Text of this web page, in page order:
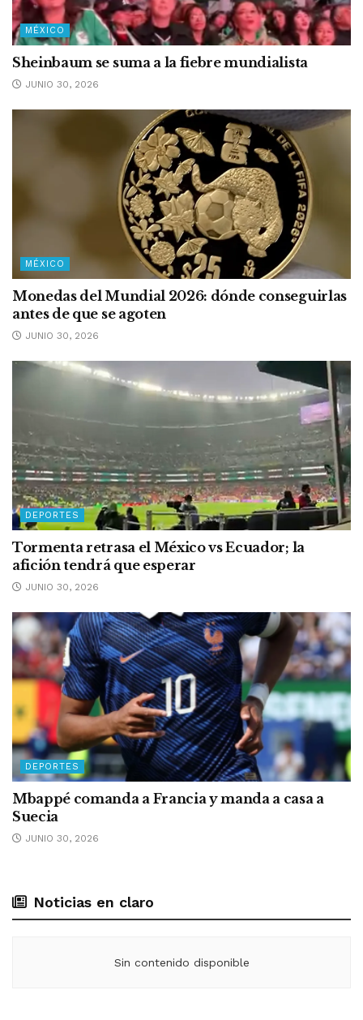
MÉXICO
Sheinbaum se suma a la fiebre mundialista
JUNIO 30, 2026
MÉXICO
Monedas del Mundial 2026: dónde conseguirlas
antes de que se agoten
JUNIO 30, 2026
DEPORTES
Tormenta retrasa el México vs Ecuador; la
afición tendrá que esperar
JUNIO 30, 2026
DEPORTES
Mbappé comanda a Francia y manda a casa a
Suecia
JUNIO 30, 2026
Noticias en claro
Sin contenido disponible